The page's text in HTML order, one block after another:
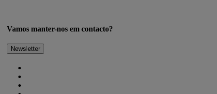
Vamos manter-nos em contacto?
Newsletter